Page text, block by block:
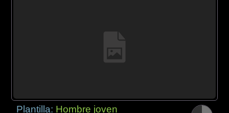
Plantilla: Hombre joven